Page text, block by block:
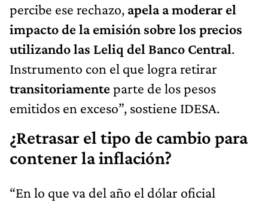
percibe ese rechazo, apela a moderar el
impacto de la emisión sobre los precios
utilizando las Leliq del Banco Central.
Instrumento con el que logra retirar
transitoriamenteparte de los pesos
emitidos en exceso”, sostiene IDESA.
¿Retrasar el tipo de cambio para
contener la inflación?
“En lo que va del año el dólar oficial